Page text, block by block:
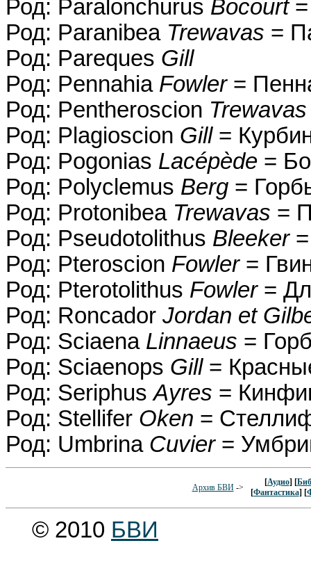
Род: Paralonchurus Bocourt=
Род: Paranibea Trewavas =
Род: Pareques Gill
Род: Pennahia Fowler=
Род: Pentheroscion Trewavas
Род: Plagioscion Gill=
Род: Pogonias Lacépède =
Род: Polyclemus Berg =
Род: Protonibea Trewavas =
Род: Pseudotolithus Bleeker=
Род: Pteroscion Fowler=
Род: Pterotolithus Fowler=
Род: Roncador Jordan et
Род: Sciaena Linnaeus =
Род: Sciaenops Gill=
Род: SeriphusAyres =
Род: Stellifer Oken =
Род: Umbrina Cuvier=
Архив БВИ->
[Аудио] [
[Фантастика] [
© 2010 БВИ